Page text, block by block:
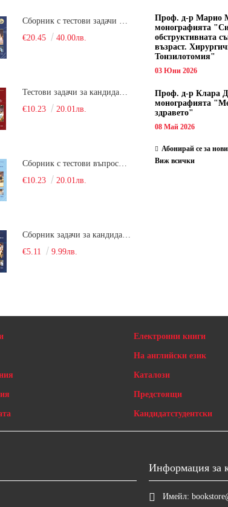
€20.45
40.00лв.
Тестови задачи за кандидатстудентски изпит по биология. Сборник
€10.23
20.01лв.
Сборник с тестови въпроси за кандидатстудентски изпит по химия. 2022
€10.23
20.01лв.
Сборник задачи за кандидатстудентски изпит по химия
€5.11
9.99лв.
Проф. д-р Марио
монографията
обструктивната
възраст.
Тонзилотомия"
03 Юни 2026
Проф. д-р Клара
монографията
здравето"
08 Май 2026
Абонирай се за
Виж всички
Електронни книги
На английски език
Каталози
Предстоящи
Кандидатстудентски
Информация за
Имейл: